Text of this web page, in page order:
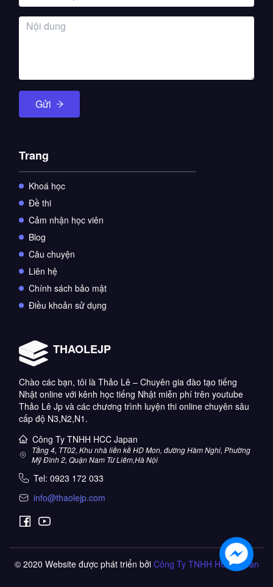
Gửi
Trang
Khoá học
Đề thi
Cảm nhận học viên
Blog
Câu chuyện
Liên hệ
Chính sách bảo mật
Điều khoản sử dụng
THAOLEJP
Chào các bạn, tôi là Thảo Lê – Chuyên gia đào tạo tiếng
Nhật online với kênh học tiếng Nhật miễn phí trên youtube
Thảo Lê Jp và các chương trình luyện thi online chuyên sâu
cấp độ N3,N2,N1.
Công Ty TNHH HCC Japan
Tầng 4, TT02, Khu nhà liền kề HD Mon, đường Hàm Nghi, Phường
Mỹ Đình 2, Quận Nam Từ Liêm,Hà Nội
Tel: 0923 172 033
info@thaolejp.com
© 2020 Website được phát triển bởi Công Ty TNHH HCC Japan